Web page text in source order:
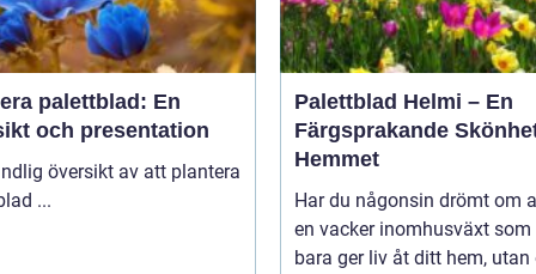
palettblad: En
och presentation
översikt av att plantera
palettblad ...
Palettblad Helmi – En
Färgsprakande
Hemmet
Har du någonsin drömt om
en vacker inomhusväxt som
bara ger liv åt ditt hem, utan